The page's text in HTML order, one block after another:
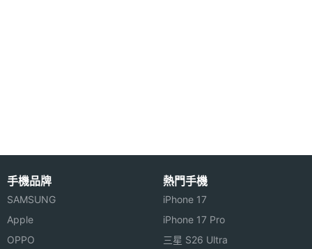
SK LUNA S Taekwon V Special Edition 功能特色
最大通
話時間
手機品牌
SAMSUNG
Apple
OPPO
熱門手機
iPhone 17
iPhone 17 Pro
三星 S26 Ultra